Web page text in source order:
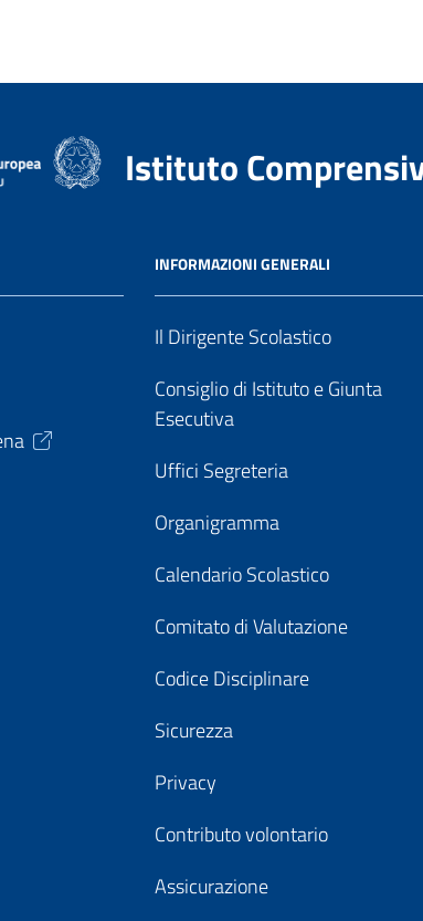
Istituto
INFORMAZIONI GENERALI
Il Dirigente Scolastico
Consiglio di Istituto e Giunta
Esecutiva
Uffici Segreteria
Organigramma
Calendario Scolastico
Comitato di Valutazione
Codice Disciplinare
Sicurezza
Privacy
Contributo volontario
Assicurazione